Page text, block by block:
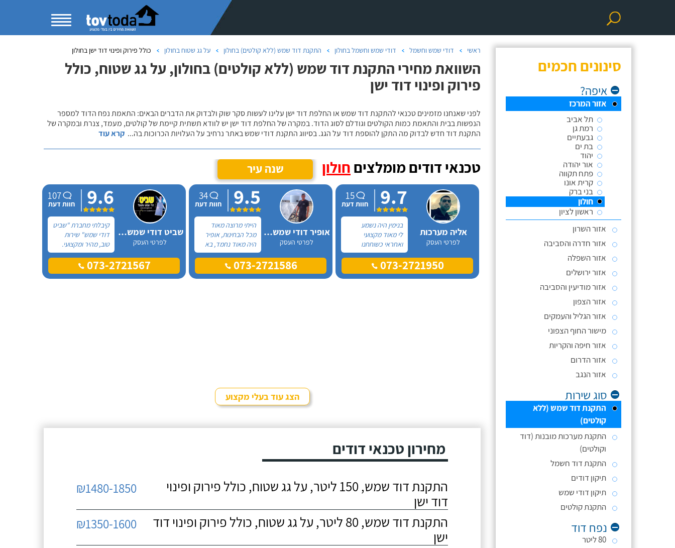
סינונים חכמים
איפה?
אזור המרכז
תל אביב
רמת גן
גבעתיים
בת ים
יהוד
אור יהודה
פתח תקווה
קרית אונו
בני ברק
חולון
ראשון לציון
אזור השרון
אזור חדרה והסביבה
אזור השפלה
אזור ירושלים
אזור מודיעין והסביבה
אזור הצפון
אזור הגליל והעמקים
מישור החוף הצפוני
אזור חיפה והקריות
אזור הדרום
אזור הנגב
סוג שירות
התקנת דוד שמש (ללא
קולטים)
התקנת מערכות מובנות (דוד
וקולטים)
התקנת דוד חשמל
תיקון דודים
תיקון דודי שמש
התקנת קולטים
נפח דוד
80 ליטר
ראשי דודי שמש וחשמל דודי שמש וחשמל בחולון התקנת דוד שמש (ללא קולטים) בחולון על גג שטוח בחולון כולל פירוק ופינוי דוד ישן בחולון
השוואת מחירי התקנת דוד שמש (ללא קולטים) בחולון, על גג שטוח, כולל
פירוק ופינוי דוד ישן
לפני שאנחנו מזמינים טכנאי להתקנת דוד שמש או החלפת דוד ישן עלינו לעשות סקר שוק ולבדוק את הדברים הבאים: התאמת נפח הדוד למספר
הנפשות בבית והתאמת כמות הקולטים וגודלם לסוג הדוד. במקרה של החלפת דוד ישן יש לוודא תשתית קיימת של קולטים, מעמד, צנרת ובמקרה של
התקנת דוד חדש לבדוק מה התקן להוספת דוד על הגג. בסיווג התקנת דודי שמש באתר נרחיב על העלויות הכרוכות בה... קרא עוד
טכנאי דודים מומלצים חולון שנה עיר
אליה מערכות
לפרטי העסק
9.7
15
חוות דעת
בנימין היה נשמע
לי מאוד מקצועי
ואחראי כשוחחנו
בטלפון לכן, הזמנתי
אותו להחלפת דוד
שמש וקולטים בבניין בו073-2721950
אופיר דודי שמש וחשמל
לפרטי העסק
9.5
34
חוות דעת
הייתי מרוצה מאוד
מכל הבחינות, אופיר
היה מאוד נחמד, בא
לפני לראות את
המיקום של ההתקנה,
המחיר היה הוגן מאוד.073-2721586
שביט דודי שמש וחשמל בע"מ
לפרטי העסק
9.6
107
חוות דעת
קיבלתי מחברת "שביט
דודי שמש" שירות
טוב, מהיר ומקצועי.
הזמנתי אותם לא
מזמן, כשהתפוצץ לי
הדוד שמש של
073-2721567
הצג עוד בעלי מקצוע
מחירון טכנאי דודים
התקנת דוד שמש, 150 ליטר, על גג שטוח, כולל פירוק ופינוי
דוד ישן
₪1480-1850
התקנת דוד שמש, 80 ליטר, על גג שטוח, כולל פירוק ופינוי דוד
ישן
₪1350-1600